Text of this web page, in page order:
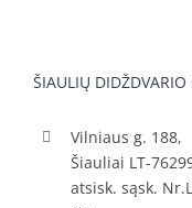
ŠIAULIŲ
Vilniaus g. 188,
Šiauliai LT-
atsisk. sąsk.